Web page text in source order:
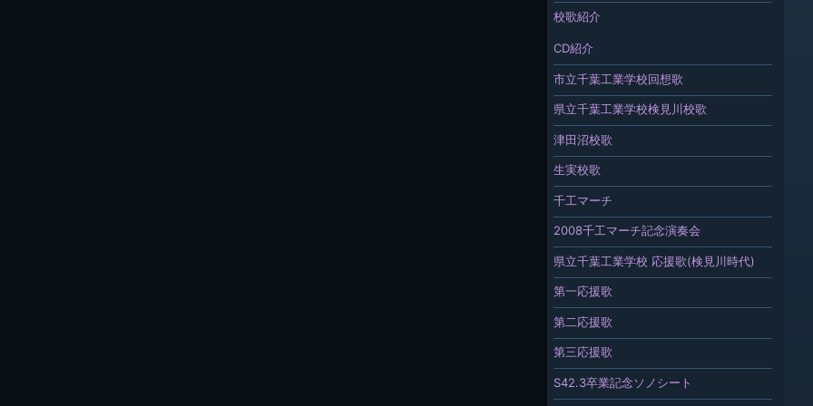
校歌紹介
CD紹介
市立千葉工業学校回想歌
県立千葉工業学校検見川校歌
津田沼校歌
生実校歌
千工マーチ
2008千工マーチ記念演奏会
県立千葉工業学校 応援歌(検見川時代)
第一応援歌
第二応援歌
第三応援歌
S42.3卒業記念ソノシート